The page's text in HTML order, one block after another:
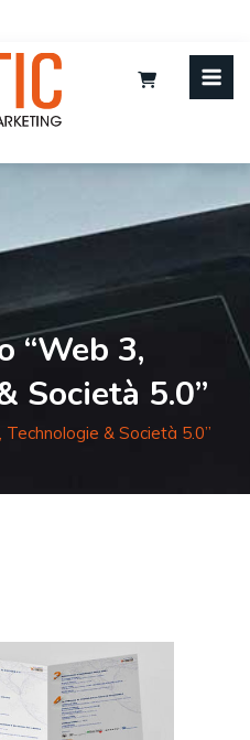
“Web 3,
Società 5.0”
& Società 5.0”